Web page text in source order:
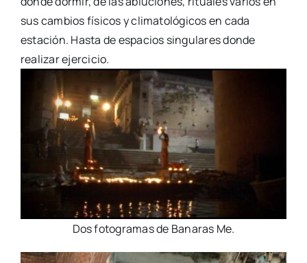
sus cambios físicos y climatológicos en cada
estación. Hasta de espacios singulares donde
realizar ejercicio.
Dos fotogramas de Banaras Me.